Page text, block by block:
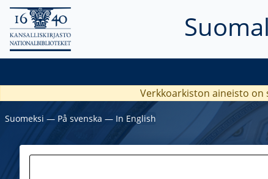
Verkkoarkiston aineisto on
Suomeksi ― På svenska ― In English